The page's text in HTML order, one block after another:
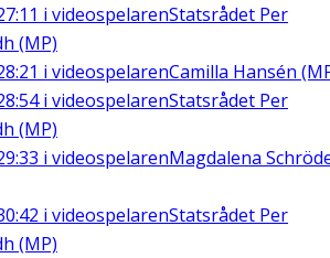
i videospelarenStatsrådet Per
(MP)
i videospelarenCamilla Hansén
i videospelarenStatsrådet Per
(MP)
i videospelarenMagdalena
i videospelarenStatsrådet Per
(MP)